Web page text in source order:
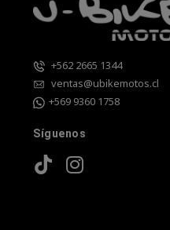
+562 2665 1344
ventas@ubikemotos.cl
+569 9360 1758
Síguenos